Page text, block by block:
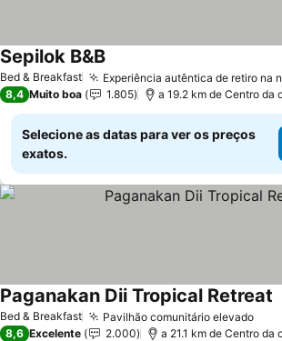
Bed & Breakfast Experiência autêntica de retiro na
Sepilok B&BVer preços
8,4 Muito boa 1.805 a 19.2 km de Centro da
Selecione as datas para ver os preços
exatos.
Bed & Breakfast Pavilhão comunitário elevadoVer
Paganakan Dii Tropical Retreat
8,6 Excelente 2.000 a 21.1 km de Centro da